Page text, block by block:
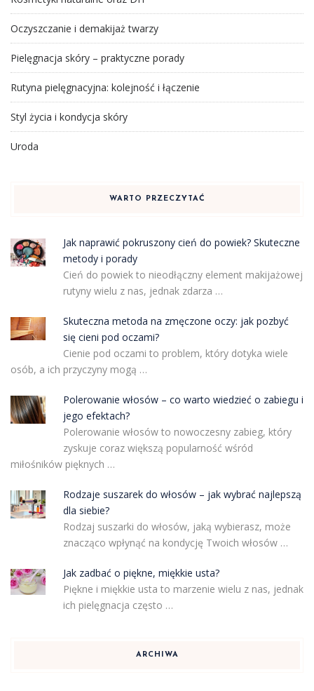
Oczyszczanie i demakijaż twarzy
Pielęgnacja skóry – praktyczne porady
Rutyna pielęgnacyjna: kolejność i łączenie
Styl życia i kondycja skóry
Uroda
WARTO PRZECZYTAĆ
Jak naprawić pokruszony cień do powiek? Skuteczne
metody i porady
Cień do powiek to nieodłączny element makijażowej
rutyny wielu z nas, jednak zdarza …
Skuteczna metoda na zmęczone oczy: jak pozbyć
się cieni pod oczami?
Cienie pod oczami to problem, który dotyka wiele
osób, a ich przyczyny mogą …
Polerowanie włosów – co warto wiedzieć o zabiegu i
jego efektach?
Polerowanie włosów to nowoczesny zabieg, który
zyskuje coraz większą popularność wśród
miłośników pięknych …
Rodzaje suszarek do włosów – jak wybrać najlepszą
dla siebie?
Rodzaj suszarki do włosów, jaką wybierasz, może
znacząco wpłynąć na kondycję Twoich włosów …
Jak zadbać o piękne, miękkie usta?
Piękne i miękkie usta to marzenie wielu z nas, jednak
ich pielęgnacja często …
ARCHIWA